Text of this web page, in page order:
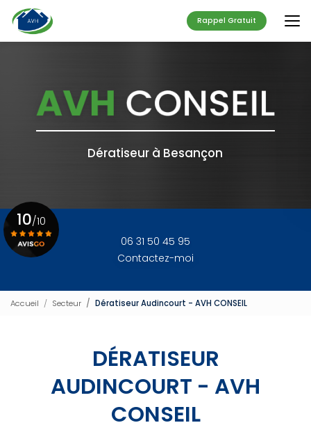
au
contenu
principal
Rappel Gratuit
Dératiseur à Besançon
06 31 50 45 95
Contactez-moi
10/10
Accueil Secteur Dératiseur Audincourt - AVH CONSEIL
DÉRATISEUR
AUDINCOURT - AVH
CONSEIL